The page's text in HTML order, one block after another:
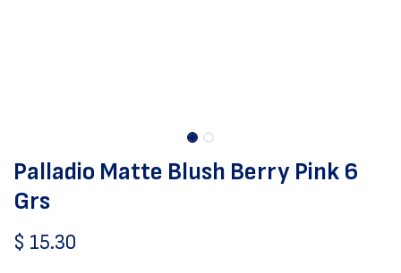
Palladio Matte Blush Berry Pink 6
Grs
$ 15.30